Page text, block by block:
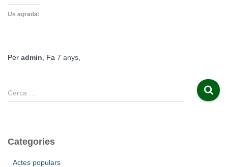
Us agrada:
Per admin , Fa 7 anys
C
e
:
Cerca …
Categories
Actes populars